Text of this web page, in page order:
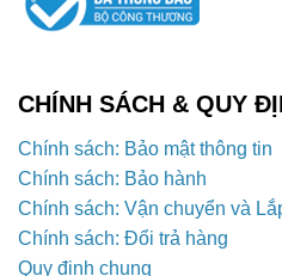
CHÍNH SÁCH & QUY
Chính sách: Bảo mật thông tin
Chính sách: Bảo hành
Chính sách: Vận chuyển và
Chính sách: Đổi trả hàng
Quy định chung